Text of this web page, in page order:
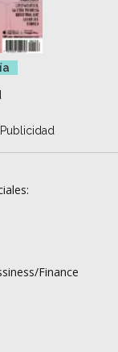
Publicidad
Finance